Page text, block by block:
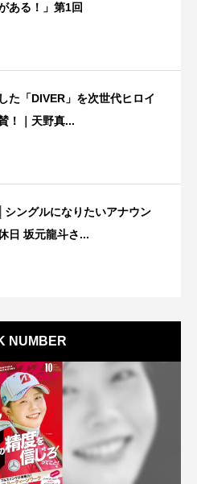
ある！」第1回
た「DIVER」を次世代ヒロイ
！｜天野真...
シングルになりたいアナウン
日 坂元龍斗さ...
NUMBER